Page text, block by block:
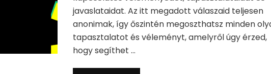
javaslataidat. Az itt megadott válaszaid teljesen
anonimak, így őszintén megoszthatsz minden
tapasztalatot és véleményt, amelyről úgy érzed,
hogy segíthet …